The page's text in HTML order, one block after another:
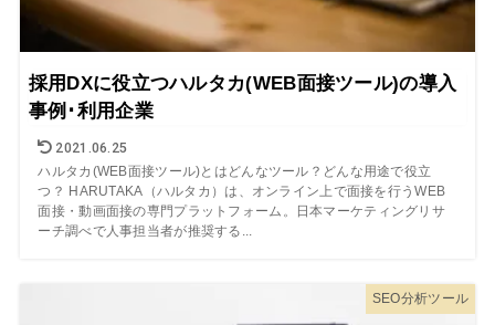
採用DXに役立つハルタカ(WEB面接ツール)の導入
事例･利用企業
2021.06.25
ハルタカ(WEB面接ツール)とはどんなツール？どんな用途で役立
つ？ HARUTAKA（ハルタカ）は、オンライン上で面接を行うWEB
面接・動画面接の専門プラットフォーム。日本マーケティングリサ
ーチ調べで人事担当者が推奨する...
SEO分析ツール